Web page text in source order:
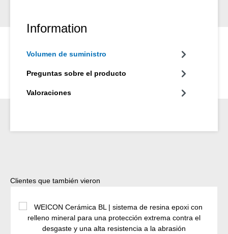
Information
Volumen de suministro
Preguntas sobre el producto
Valoraciones
Omitir la galería de productos
Clientes que también vieron